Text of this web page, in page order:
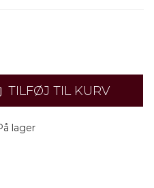
TILFØJ TIL KURV
lager